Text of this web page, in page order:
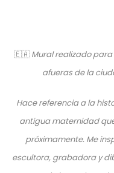
🇪🇦 Mural realizado para
afueras de la
Hace referencia a la
antigua maternidad
próximamente. Me
escultora, grabadora y